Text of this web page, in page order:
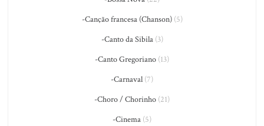
-Canção francesa (Chanson)(5)
-Canto da Sibila(3)
-Canto Gregoriano (13)
-Carnaval (7)
-Choro / Chorinho (21)
-Cinema (5)